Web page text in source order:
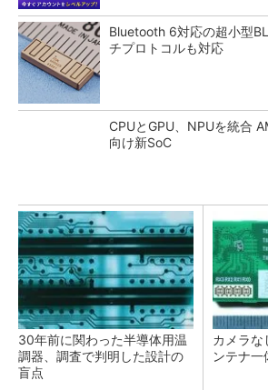
Bluetooth 6対応の超小型
チプロトコルも対応
CPUとGPU、NPUを統合
向け新SoC
30年前に関わった半導体用温
調器、調査で判明した設計の
盲点
カメラ
ンテナ一